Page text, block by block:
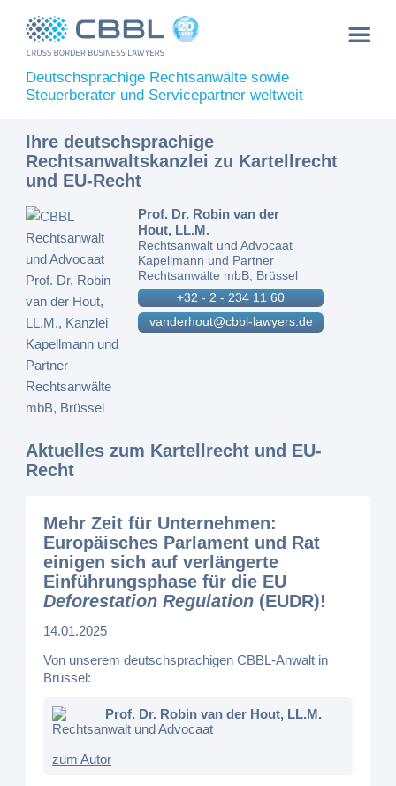
Deutschsprachige Rechtsanwälte sowie
Steuerberater und Servicepartner weltweit
Ihre deutschsprachige
Rechtsanwaltskanzlei zu Kartellrecht
und EU-Recht
Prof. Dr. Robin van der
Hout, LL.M.
Rechtsanwalt und Advocaat
Kapellmann und Partner
Rechtsanwälte mbB, Brüssel
+32 - 2 - 234 11 60
vanderhout@cbbl-lawyers.de
Aktuelles zum Kartellrecht und EU-
Recht
Mehr Zeit für Unternehmen:
Europäisches Parlament und Rat
einigen sich auf verlängerte
Einführungsphase für die EU
Deforestation Regulation (EUDR)!
14.01.2025
Von unserem deutschsprachigen CBBL-Anwalt in
Brüssel:
Prof. Dr. Robin van der Hout, LL.M.
Rechtsanwalt und Advocaat
zum Autor